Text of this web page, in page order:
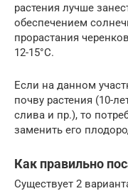
растения лучше
обеспечением
прорастания
12-15°С.
Если на данном
почву растения (10-
слива и пр.), то
заменить его
Как правильно
Существует 2